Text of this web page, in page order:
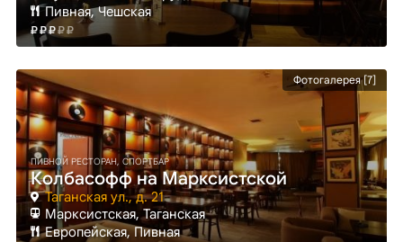
Пивная, Чешская
Фотогалерея [7]
ПИВНОЙ РЕСТОРАН, СПОРТБАР
Колбасофф на Марксистской
Таганская ул., д. 21
Марксистская, Таганская
Европейская, Пивная